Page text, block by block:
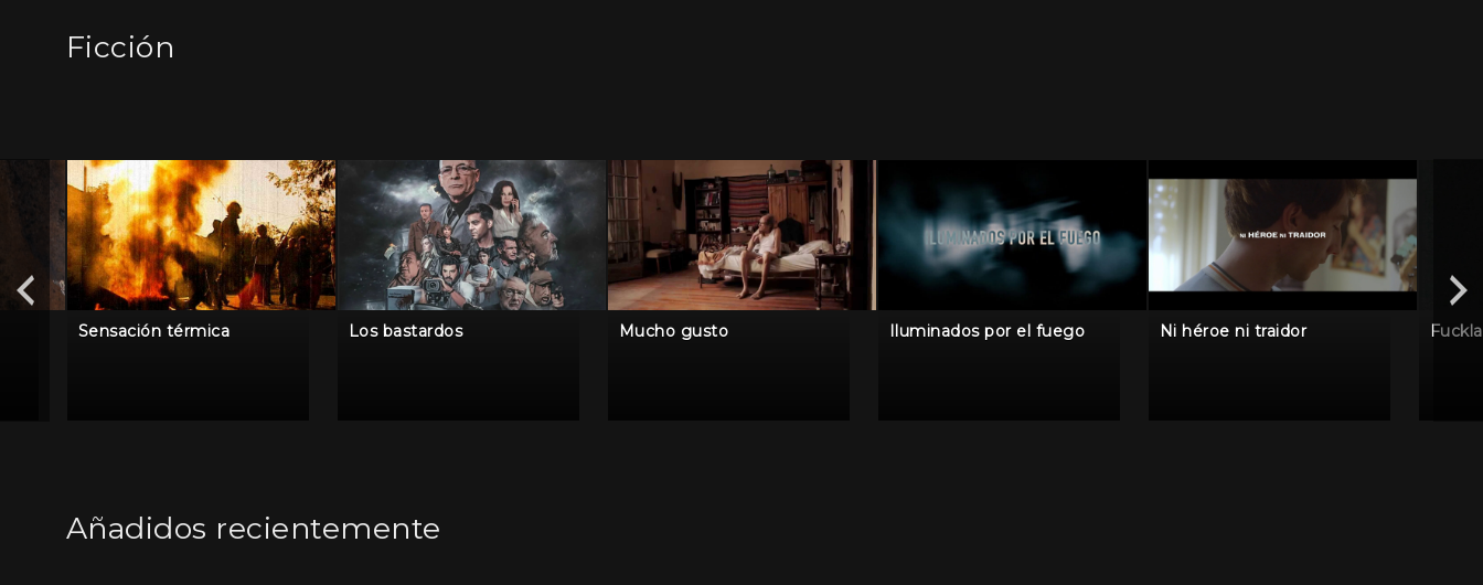
Ficción
Sensación térmica Los bastardos Mucho gusto Iluminados por el fuego Ni héroe ni traidor
Añadidos recientemente